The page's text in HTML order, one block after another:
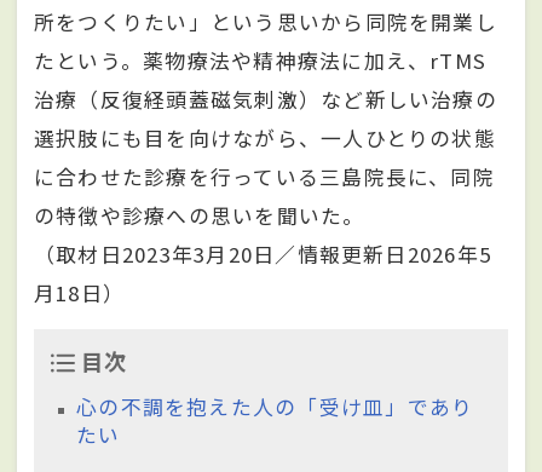
所をつくりたい」という思いから同院を開業し
たという。薬物療法や精神療法に加え、rTMS
治療（反復経頭蓋磁気刺激）など新しい治療の
選択肢にも目を向けながら、一人ひとりの状態
に合わせた診療を行っている三島院長に、同院
の特徴や診療への思いを聞いた。
（取材日2023年3月20日／情報更新日2026年5
月18日）
目次
心の不調を抱えた人の「受け皿」であり
たい